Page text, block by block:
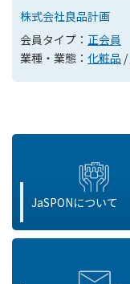
株式会社良品計画
会員タイプ： 正会員
業種・業態： 化粧品 /
JaSPONについて